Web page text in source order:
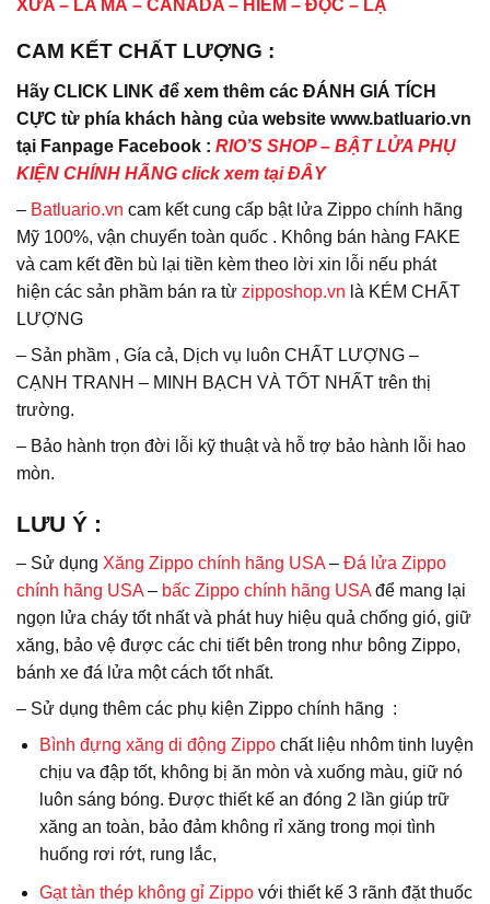
XƯA – LA MÃ – CANADA – HIẾM – ĐỘC – LẠ
CAM KẾT CHẤT LƯỢNG :
Hãy CLICK LINK để xem thêm các ĐÁNH GIÁ TÍCH
CỰC từ phía khách hàng của website www.batluario.vn
tại Fanpage Facebook : RIO’S SHOP – BẬT LỬA PHỤ
KIỆN CHÍNH HÃNG click xem tại ĐÂY
– Batluario.vn cam kết cung cấp bật lửa Zippo chính hãng
Mỹ 100%, vận chuyển toàn quốc . Không bán hàng FAKE
và cam kết đền bù lại tiền kèm theo lời xin lỗi nếu phát
hiện các sản phầm bán ra từ zipposhop.vn là KÉM CHẤT
LƯỢNG
– Sản phầm , Gía cả, Dịch vụ luôn CHẤT LƯỢNG –
CẠNH TRANH – MINH BẠCH VÀ TỐT NHẤT trên thị
trường.
– Bảo hành trọn đời lỗi kỹ thuật và hỗ trợ bảo hành lỗi hao
mòn.
LƯU Ý :
– Sử dụng Xăng Zippo chính hãng USA– Đá lửa Zippo
chính hãng USA– bấc Zippo chính hãng USAđể mang lại
ngọn lửa cháy tốt nhất và phát huy hiệu quả chống gió, giữ
xăng, bảo vệ được các chi tiết bên trong như bông Zippo,
bánh xe đá lửa một cách tốt nhất.
– Sử dụng thêm các phụ kiện Zippo chính hãng :
Bình đựng xăng di động Zippochất liệu nhôm tinh luyện
chịu va đập tốt, không bị ăn mòn và xuống màu, giữ nó
luôn sáng bóng. Được thiết kế an đóng 2 lần giúp trữ
xăng an toàn, bảo đảm không rỉ xăng trong mọi tình
huống rơi rớt, rung lắc,
Gạt tàn thép không gỉ Zippo với thiết kế 3 rãnh đặt thuốc